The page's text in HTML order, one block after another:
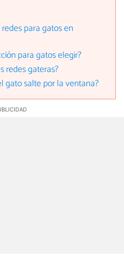
para gatos en
para gatos elegir?
redes gateras?
gato salte por la ventana?